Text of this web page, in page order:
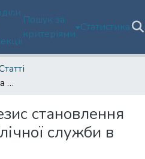
Пошук за
критеріями
Статистика
Генезис становлення та розвитку публічної служби в Україні
становлення
служби в